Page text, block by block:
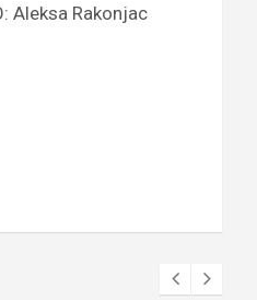
Aleksa Rakonjac